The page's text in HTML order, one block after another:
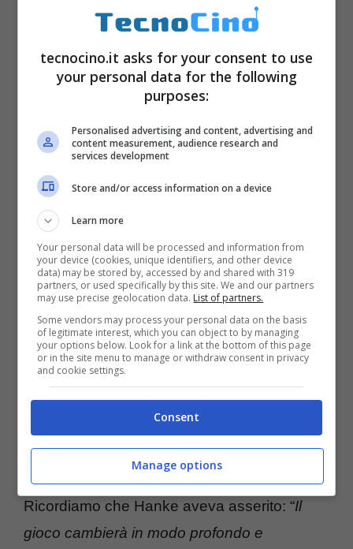
Pokemon di seconda generazione
che saranno immessi nel gioco con una
major release. In realtà, tutte le informazioni e
i codici di gioco sono già all’interno del
pacchetto, dunque si tratta solo di attivare
questa funzione e di rendere catturabili in
giro per il mondo i nuovi mostriciattoli. Mentre
per lo scambio di Pokemon non si è più detto
nulla – seppur confermandolo più volte –
quasi a lasciar intendere che non sembra
così vicino al rilascio, dovrebbe essere vicina
la possibilità che venga abilitato così come
vengano attivate anche lebattaglie in
multiplayerumano vs umano senza dover
passare dal computer. Pokemon Go sarà
dunque un mondo in continua mutazione e
ampliamento.
Ricordiamo che Hanke aveva asserito: “Il
gioco cambierà in modo profondo e
tecnocino.it asks for your consent to use
your personal data for the following
purposes:
Personalised advertising and content, advertising and
content measurement, audience research and
services development
Store and/or access information on a device
Learn more
Your personal data will be processed and information from
your device (cookies, unique identifiers, and other device
data) may be stored by, accessed by and shared with 319
partners, or used specifically by this site. We and our partners
may use precise geolocation data. List of partners.
Some vendors may process your personal data on the basis
of legitimate interest, which you can object to by managing
your options below. Look for a link at the bottom of this page
or in the site menu to manage or withdraw consent in privacy
and cookie settings.
Consent
Manage options